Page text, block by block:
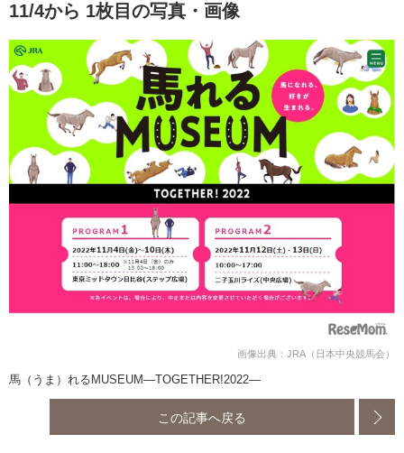
11/4から 1枚目の写真・画像
画像出典：JRA（日本中央競馬会）
馬（うま）れるMUSEUM―TOGETHER!2022―
この記事へ戻る